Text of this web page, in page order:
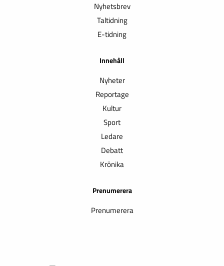
Nyhetsbrev
Taltidning
E-tidning
Innehåll
Nyheter
Reportage
Kultur
Sport
Ledare
Debatt
Krönika
Prenumerera
Prenumerera